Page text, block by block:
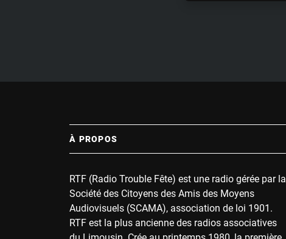
À PROPOS
RTF (Radio Trouble Fête) est une radio gérée par la
Société des Citoyens des Amis des Moyens
Audiovisuels (SCAMA), association de loi 1901.
RTF est la plus ancienne des radios associatives